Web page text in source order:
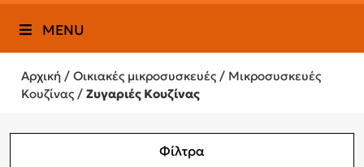
MENU
Αρχική / Οικιακές μικροσυσκευές / Μικροσυσκευές
Κουζίνας / Ζυγαριές Κουζίνας
Φίλτρα